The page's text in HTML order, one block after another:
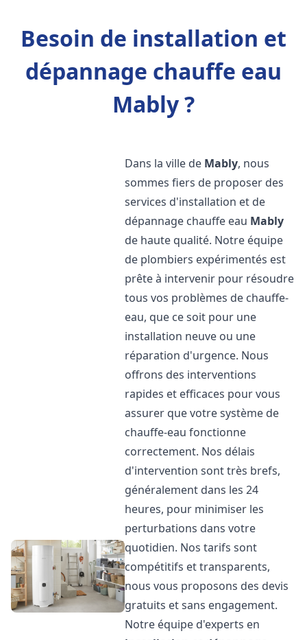
Besoin de installation et
dépannage chauffe eau
Mably ?
Dans la ville de Mably, nous
sommes fiers de proposer des
services d'installation et de
dépannage chauffe eau Mably
de haute qualité. Notre équipe
de plombiers expérimentés est
prête à intervenir pour résoudre
tous vos problèmes de chauffe-
eau, que ce soit pour une
installation neuve ou une
réparation d'urgence. Nous
offrons des interventions
rapides et efficaces pour vous
assurer que votre système de
chauffe-eau fonctionne
correctement. Nos délais
d'intervention sont très brefs,
généralement dans les 24
heures, pour minimiser les
perturbations dans votre
quotidien. Nos tarifs sont
compétitifs et transparents,
nous vous proposons des devis
gratuits et sans engagement.
Notre équipe d'experts en